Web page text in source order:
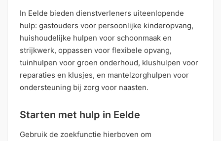
In Eelde bieden dienstverleners uiteenlopende
hulp: gastouders voor persoonlijke kinderopvang,
huishoudelijke hulpen voor schoonmaak en
strijkwerk, oppassen voor flexibele opvang,
tuinhulpen voor groen onderhoud, klushulpen voor
reparaties en klusjes, en mantelzorghulpen voor
ondersteuning bij zorg voor naasten.
Starten met hulp in Eelde
Gebruik de zoekfunctie hierboven om